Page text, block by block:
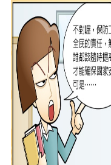
應
回
首
頁
網
市